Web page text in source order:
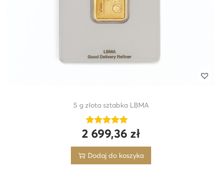
5 g złota sztabka LBMA
2 699,36 zł
Dodaj do koszyka